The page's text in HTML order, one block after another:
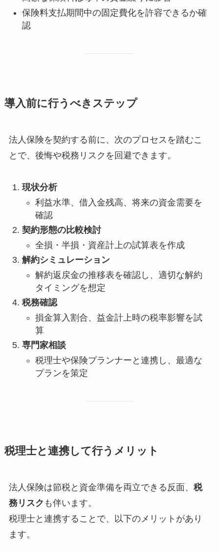
保険料支払期間中の固定費化を許容できるか確
認
導入前に行うべきステップ
法人保険を契約する前に、次のプロセスを踏むこ
とで、後悔や税務リスクを回避できます。
現状分析
利益水準、借入金残高、将来の資金需要を
確認
契約形態の比較検討
全損・半損・資産計上の試算表を作成
解約シミュレーション
解約返戻金の推移表を確認し、適切な解約
タイミングを想定
税務確認
損金算入割合、益金計上時の税率影響を試
算
専門家相談
税理士や保険プランナーと連携し、最適な
プランを策定
税理士と連携して行うメリット
法人保険は節税と資金準備を両立できる反面、 税
務リスク も伴います。
税理士と連携することで、以下のメリットがあり
ます。